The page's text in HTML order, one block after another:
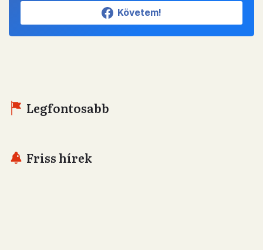
Követem!
Legfontosabb
Friss hírek